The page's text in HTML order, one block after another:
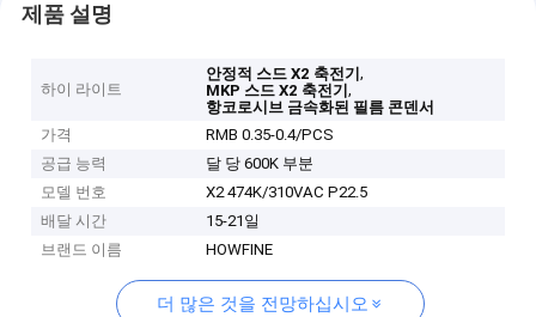
제품 설명
하이 라이트
안정적 스드 X2 축전기,
MKP 스드 X2 축전기,
항코로시브 금속화된 필름 콘덴서
가격
RMB 0.35-0.4/PCS
공급 능력
달 당 600K 부분
모델 번호
X2 474K/310VAC P22.5
배달 시간
15-21일
브랜드 이름
HOWFINE
더 많은 것을 전망하십시오